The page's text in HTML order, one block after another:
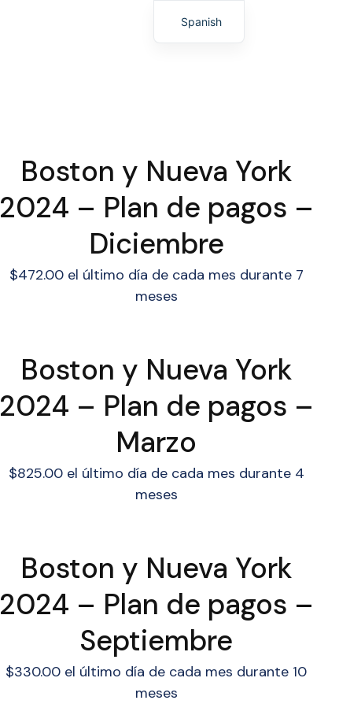
Boston y Nueva York
2024 – Plan de pagos –
Diciembre
$472.00 el último día de cada mes durante 7
meses
Boston y Nueva York
2024 – Plan de pagos –
Marzo
$825.00 el último día de cada mes durante 4
meses
Boston y Nueva York
2024 – Plan de pagos –
Septiembre
$330.00 el último día de cada mes durante 10
meses
Spanish